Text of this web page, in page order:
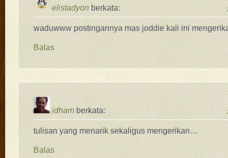
elistadyon berkata:
waduwww postingannya mas joddie kali ini
Balas
idham berkata:
tulisan yang menarik sekaligus mengerikan…
Balas